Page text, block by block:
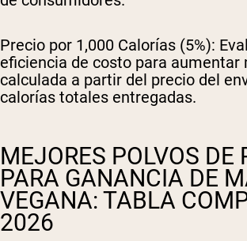
Precio por 1,000 Calorías (5%):
eficiencia de costo para aumentar
calculada a partir del precio del
calorías totales entregadas.
MEJORES POLVOS DE
PARA GANANCIA DE
VEGANA: TABLA
2026